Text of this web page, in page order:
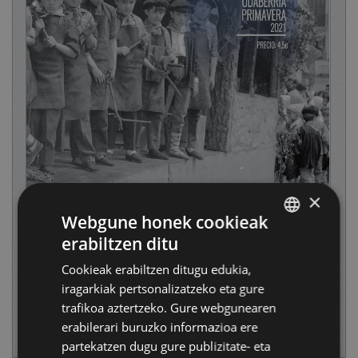
×
Webgune honek cookieak
erabiltzen ditu
Cookieak erabiltzen ditugu edukia,
iragarkiak pertsonalizatzeko eta gure
trafikoa aztertzeko. Gure webgunearen
erabilerari buruzko informazioa ere
partekatzen dugu gure publizitate- eta